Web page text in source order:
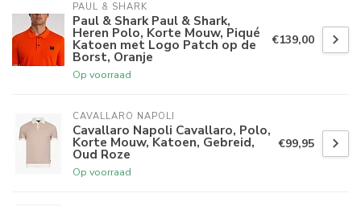
PAUL & SHARK
Paul & Shark Paul & Shark,
Heren Polo, Korte Mouw, Piqué
Katoen met Logo Patch op de
Borst, Oranje
Op voorraad
€139,00
CAVALLARO NAPOLI
Cavallaro Napoli Cavallaro, Polo,
Korte Mouw, Katoen, Gebreid,
Oud Roze
Op voorraad
€99,95